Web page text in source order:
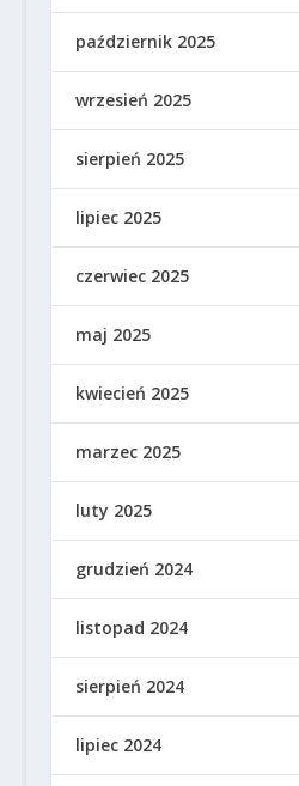
październik 2025
wrzesień 2025
sierpień 2025
lipiec 2025
czerwiec 2025
maj 2025
kwiecień 2025
marzec 2025
luty 2025
grudzień 2024
listopad 2024
sierpień 2024
lipiec 2024